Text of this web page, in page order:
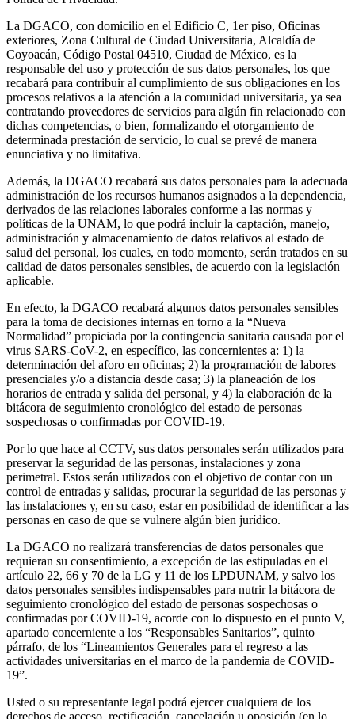
La DGACO, con domicilio en el Edificio C, 1er piso, Oficinas
exteriores, Zona Cultural de Ciudad Universitaria, Alcaldía de
Coyoacán, Código Postal 04510, Ciudad de México, es la
responsable del uso y protección de sus datos personales, los que
recabará para contribuir al cumplimiento de sus obligaciones en los
procesos relativos a la atención a la comunidad universitaria, ya sea
contratando proveedores de servicios para algún fin relacionado con
dichas competencias, o bien, formalizando el otorgamiento de
determinada prestación de servicio, lo cual se prevé de manera
enunciativa y no limitativa.
Además, la DGACO recabará sus datos personales para la adecuada
administración de los recursos humanos asignados a la dependencia,
derivados de las relaciones laborales conforme a las normas y
políticas de la UNAM, lo que podrá incluir la captación, manejo,
administración y almacenamiento de datos relativos al estado de
salud del personal, los cuales, en todo momento, serán tratados en su
calidad de datos personales sensibles, de acuerdo con la legislación
aplicable.
En efecto, la DGACO recabará algunos datos personales sensibles
para la toma de decisiones internas en torno a la “Nueva
Normalidad” propiciada por la contingencia sanitaria causada por el
virus SARS-CoV-2, en específico, las concernientes a: 1) la
determinación del aforo en oficinas; 2) la programación de labores
presenciales y/o a distancia desde casa; 3) la planeación de los
horarios de entrada y salida del personal, y 4) la elaboración de la
bitácora de seguimiento cronológico del estado de personas
sospechosas o confirmadas por COVID-19.
Por lo que hace al CCTV, sus datos personales serán utilizados para
preservar la seguridad de las personas, instalaciones y zona
perimetral. Estos serán utilizados con el objetivo de contar con un
control de entradas y salidas, procurar la seguridad de las personas y
las instalaciones y, en su caso, estar en posibilidad de identificar a las
personas en caso de que se vulnere algún bien jurídico.
La DGACO no realizará transferencias de datos personales que
requieran su consentimiento, a excepción de las estipuladas en el
artículo 22, 66 y 70 de la LG y 11 de los LPDUNAM, y salvo los
datos personales sensibles indispensables para nutrir la bitácora de
seguimiento cronológico del estado de personas sospechosas o
confirmadas por COVID-19, acorde con lo dispuesto en el punto V,
apartado concerniente a los “Responsables Sanitarios”, quinto
párrafo, de los “Lineamientos Generales para el regreso a las
actividades universitarias en el marco de la pandemia de COVID-
19”.
Usted o su representante legal podrá ejercer cualquiera de los